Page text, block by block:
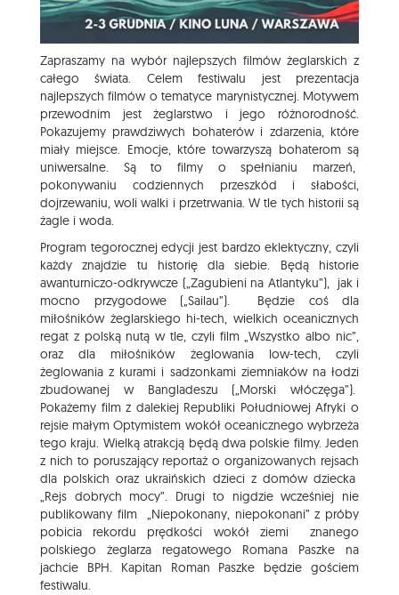
Zapraszamy na wybór najlepszych filmów żeglarskich z
całego świata. Celem festiwalu jest prezentacja
najlepszych filmów o tematyce marynistycznej. Motywem
przewodnim jest żeglarstwo i jego różnorodność.
Pokazujemy prawdziwych bohaterów i zdarzenia, które
miały miejsce. Emocje, które towarzyszą bohaterom są
uniwersalne. Są to filmy o spełnianiu marzeń,
pokonywaniu codziennych przeszkód i słabości,
dojrzewaniu, woli walki i przetrwania. W tle tych historii są
żagle i woda.
Program tegorocznej edycji jest bardzo eklektyczny, czyli
każdy znajdzie tu historię dla siebie. Będą historie
awanturniczo-odkrywcze („Zagubieni na Atlantyku”), jak i
mocno przygodowe („Sailau”). Będzie coś dla
miłośników żeglarskiego hi-tech, wielkich oceanicznych
regat z polską nutą w tle, czyli film „Wszystko albo nic”,
oraz dla miłośników żeglowania low-tech, czyli
żeglowania z kurami i sadzonkami ziemniaków na łodzi
zbudowanej w Bangladeszu („Morski włóczęga”).
Pokażemy film z dalekiej Republiki Południowej Afryki o
rejsie małym Optymistem wokół oceanicznego wybrzeża
tego kraju. Wielką atrakcją będą dwa polskie filmy. Jeden
z nich to poruszający reportaż o organizowanych rejsach
dla polskich oraz ukraińskich dzieci z domów dziecka
„Rejs dobrych mocy”. Drugi to nigdzie wcześniej nie
publikowany film „Niepokonany, niepokonani” z próby
pobicia rekordu prędkości wokół ziemi znanego
polskiego żeglarza regatowego Romana Paszke na
jachcie BPH. Kapitan Roman Paszke będzie gościem
festiwalu.